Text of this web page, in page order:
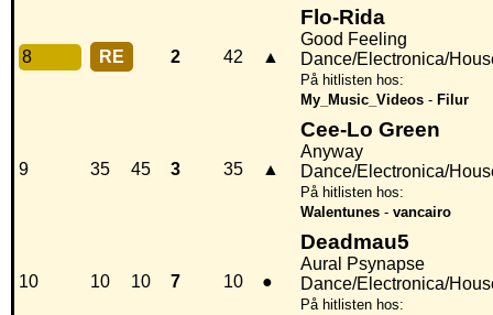
8 RE 2 42 ▲
Flo-Rida
Good Feeling
Dance/Electronica/
På hitlisten hos:
My_Music_Videos - Filur
9 35 45 3 35 ▲
Cee-Lo Green
Anyway
Dance/Electronica/
På hitlisten hos:
Walentunes - vancairo
10 10 10 7 10 ●
Deadmau5
Aural Psynapse
Dance/Electronica/
På hitlisten hos: